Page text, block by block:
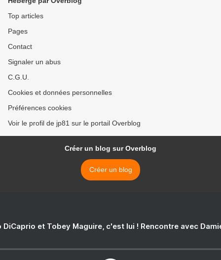
Top articles
Pages
Contact
Signaler un abus
C.G.U.
Cookies et données personnelles
Préférences cookies
Voir le profil de jp81 sur le portail Overblog
Créer un blog sur Overblog
Créer un blog
DiCaprio et Tobey Maguire, c'est lui ! Rencontre avec